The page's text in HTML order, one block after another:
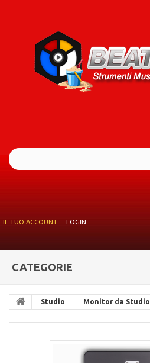
IL TUO ACCOUNT
LOGIN
CATEGORIE
Studio Monitor da Studio